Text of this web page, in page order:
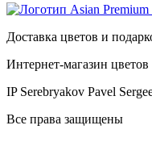
Доставка цветов и
Интернет-магазин
IP Serebryakov Pavel
Все права защищены